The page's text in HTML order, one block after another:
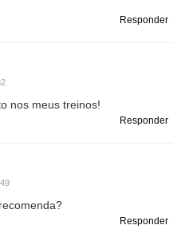
Responder
nos meus treinos!
Responder
Responder